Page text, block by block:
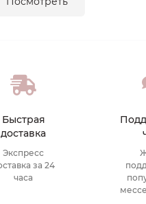
Быстрая
доставка
Экспресс
за 24
часа